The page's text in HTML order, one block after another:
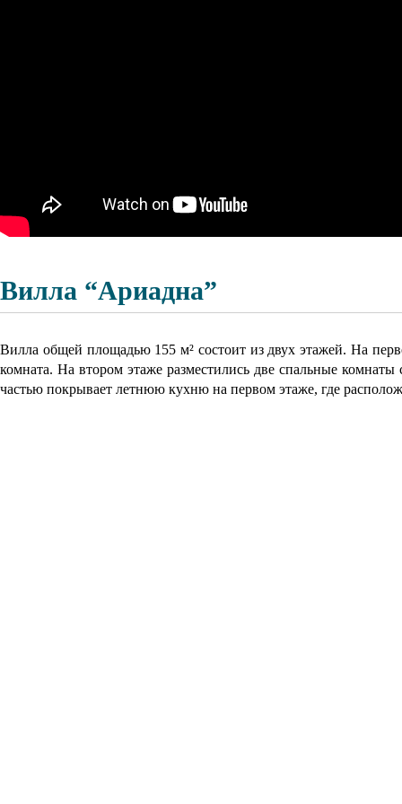
Вилла “Ариадна”
Вилла общей площадью 155 м² состоит из двух этажей. На
комната. На втором этаже разместились две спальные
частью покрывает летнюю кухню на первом этаже, где